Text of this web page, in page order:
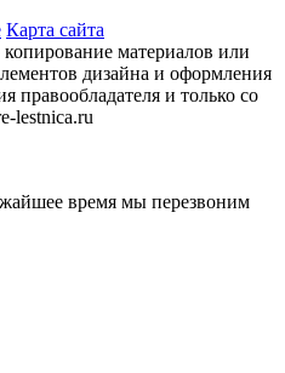
Карта сайта
материалов или
дизайна и оформления
правообладателя и только со
lestnica.ru
время мы перезвоним